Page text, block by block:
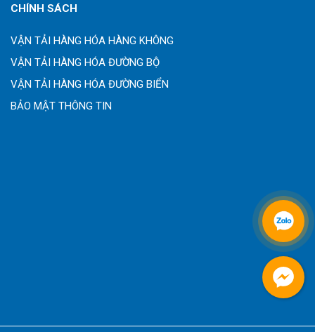
CHÍNH SÁCH
VẬN TẢI HÀNG HÓA HÀNG KHÔNG
VẬN TẢI HÀNG HÓA ĐƯỜNG BỘ
VẬN TẢI HÀNG HÓA ĐƯỜNG BIỂN
BẢO MẬT THÔNG TIN